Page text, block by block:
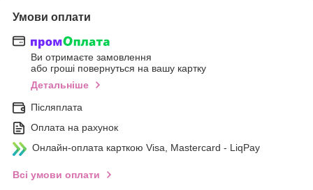
Умови оплати
Ви отримаєте замовлення
або гроші повернуться на вашу картку
Детальніше
Післяплата
Оплата на рахунок
Онлайн-оплата карткою Visa, Mastercard - LiqPay
Всі умови оплати